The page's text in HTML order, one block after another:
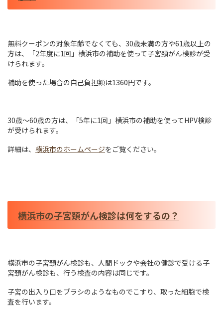
無料クーポンの対象年齢でなくても、30歳未満の方や61歳以上の
方は、「2年度に1回」横浜市の補助を使って子宮頚がん検診が受
けられます。
補助を使った場合の自己負担額は1360円です。
30歳～60歳の方は、「5年に1回」横浜市の補助を使ってHPV検診
が受けられます。
詳細は、 横浜市のホームページをご覧ください。
横浜市の子宮頚がん検診は何をするの？
横浜市の子宮頚がん検診も、人間ドックや会社の健診で受ける子
宮頚がん検診も、行う検査の内容は同じです。
子宮の出入り口をブラシのようなものでこすり、取った細胞で検
査を行います。